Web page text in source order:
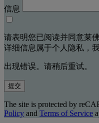
信息
请表明您已阅读并同意莱
详细信息属于个人隐私，
出现错误。请稍后重试。
提交
The site is protected by
Policy and Terms of Service